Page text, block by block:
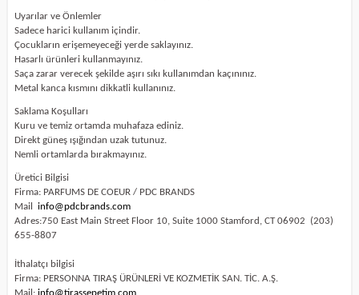
Uyarılar ve Önlemler
Sadece harici kullanım içindir.
Çocukların erişemeyeceği yerde saklayınız.
Hasarlı ürünleri kullanmayınız.
Saça zarar verecek şekilde aşırı sıkı kullanımdan kaçınınız.
Metal kanca kısmını dikkatli kullanınız.
Saklama Koşulları
Kuru ve temiz ortamda muhafaza ediniz.
Direkt güneş ışığından uzak tutunuz.
Nemli ortamlarda bırakmayınız.
Üretici Bilgisi
Firma: PARFUMS DE COEUR / PDC BRANDS
Mail
info@pdcbrands.com
Adres:750 East Main Street Floor 10, Suite 1000 Stamford, CT 06902
(203)
655-8807
İthalatçı bilgisi
Firma: PERSONNA TIRAŞ ÜRÜNLERİ VE KOZMETİK SAN. TİC. A.Ş.
Mail: info@tirassepetim.com